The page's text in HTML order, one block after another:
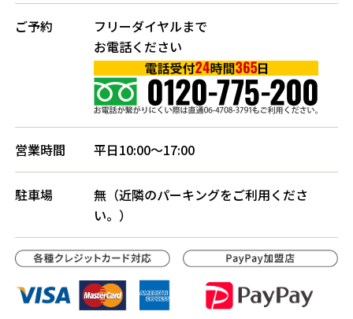
ご予約
フリーダイヤルまで
お電話ください
営業時間 平日10:00〜17:00
駐車場
無（近隣のパーキングをご利用くださ
い。）